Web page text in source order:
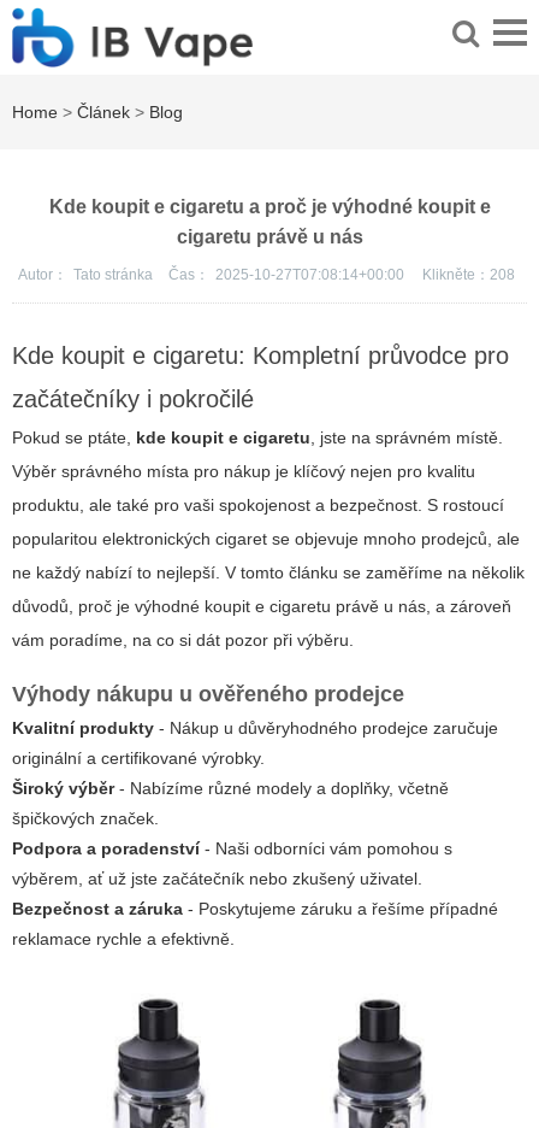
Home > Článek > Blog
Kde koupit e cigaretu a proč je výhodné koupit e
cigaretu právě u nás
Autor： Tato stránka Čas： 2025-10-27T07:08:14+00:00 Klikněte： 208
Kde koupit e cigaretu: Kompletní průvodce pro
začátečníky i pokročilé
Pokud se ptáte, kde koupit e cigaretu, jste na správném místě.
Výběr správného místa pro nákup je klíčový nejen pro kvalitu
produktu, ale také pro vaši spokojenost a bezpečnost. S rostoucí
popularitou elektronických cigaret se objevuje mnoho prodejců, ale
ne každý nabízí to nejlepší. V tomto článku se zaměříme na několik
důvodů, proč je výhodné koupit e cigaretu právě u nás, a zároveň
vám poradíme, na co si dát pozor při výběru.
Výhody nákupu u ověřeného prodejce
Kvalitní produkty - Nákup u důvěryhodného prodejce zaručuje
originální a certifikované výrobky.
Široký výběr- Nabízíme různé modely a doplňky, včetně
špičkových značek.
Podpora a poradenství- Naši odborníci vám pomohou s
výběrem, ať už jste začátečník nebo zkušený uživatel.
Bezpečnost a záruka - Poskytujeme záruku a řešíme případné
reklamace rychle a efektivně.